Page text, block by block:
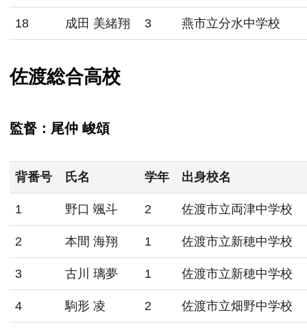
18 成田 美緒翔 3 燕市立分水中学校
佐渡総合高校
監督：尾仲 峻頌
背番号 氏名 学年 出身校名
1 野口 颯斗 2 佐渡市立両津中学校
2 本間 海翔 1 佐渡市立新穂中学校
3 古川 璃夢 1 佐渡市立新穂中学校
4 駒形 凌 2 佐渡市立畑野中学校